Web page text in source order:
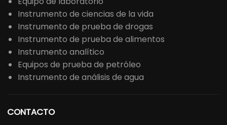
Instrumento de ciencias de la vida
Instrumento de prueba de drogas
Instrumento de prueba de alimentos
Instrumento analítico
Equipos de prueba de petróleo
Instrumento de análisis de agua
CONTACTO